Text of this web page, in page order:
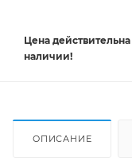
Цена действительна
наличии!
ОПИСАНИЕ